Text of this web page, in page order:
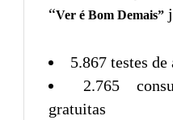
“Ver é Bom Demais”
5.867 testes
2.765
gratuitas